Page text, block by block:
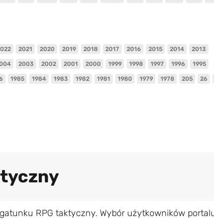
2021 2020 2019 2018 2017 2016 2015 2014 2013
2003 2002 2001 2000 1999 1998 1997 1996 1995
1985 1984 1983 1982 1981 1980 1979 1978 205 26
RPG taktyczny. Wybór użytkowników